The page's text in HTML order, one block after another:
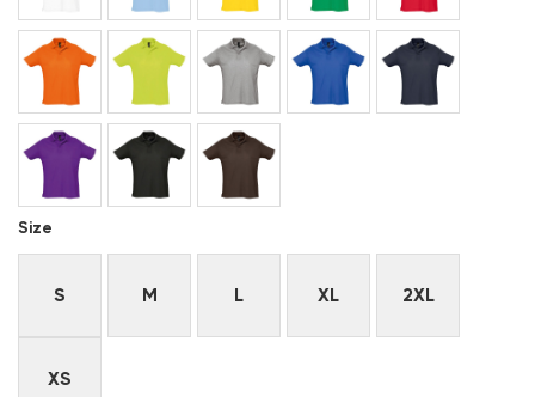
Size
S M L XL 2XL
XS